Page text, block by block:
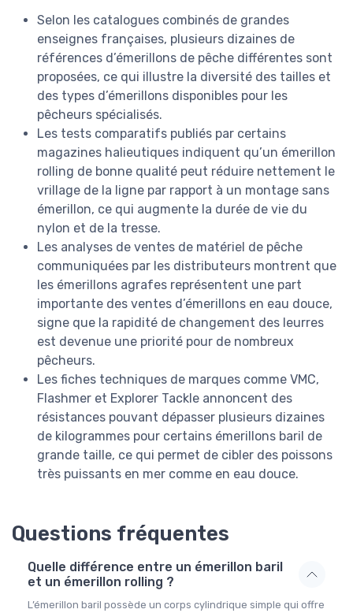
Selon les catalogues combinés de grandes
enseignes françaises, plusieurs dizaines de
références d’émerillons de pêche différentes sont
proposées, ce qui illustre la diversité des tailles et
des types d’émerillons disponibles pour les
pêcheurs spécialisés.
Les tests comparatifs publiés par certains
magazines halieutiques indiquent qu’un émerillon
rolling de bonne qualité peut réduire nettement le
vrillage de la ligne par rapport à un montage sans
émerillon, ce qui augmente la durée de vie du
nylon et de la tresse.
Les analyses de ventes de matériel de pêche
communiquées par les distributeurs montrent que
les émerillons agrafes représentent une part
importante des ventes d’émerillons en eau douce,
signe que la rapidité de changement des leurres
est devenue une priorité pour de nombreux
pêcheurs.
Les fiches techniques de marques comme VMC,
Flashmer et Explorer Tackle annoncent des
résistances pouvant dépasser plusieurs dizaines
de kilogrammes pour certains émerillons baril de
grande taille, ce qui permet de cibler des poissons
très puissants en mer comme en eau douce.
Questions fréquentes
Quelle différence entre un émerillon baril
et un émerillon rolling ?
L’émerillon baril possède un corps cylindrique simple qui offre